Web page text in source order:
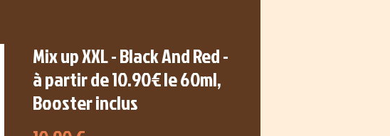
Mix up XXL - Black And Red -
à partir de 10.90€ le 60ml,
Booster inclus